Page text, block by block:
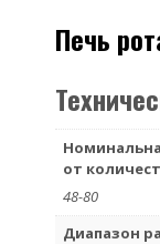
Печь
от
48-80
Диапазон